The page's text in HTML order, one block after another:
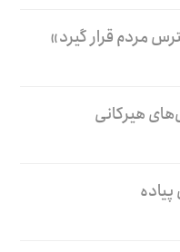
مردم قرار گیرد»
هیرکانی